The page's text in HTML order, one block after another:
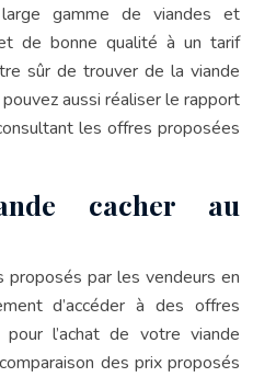
gamme de viandes et
de bonne qualité à un tarif
sûr de trouver de la viande
aussi réaliser le rapport
les offres proposées
cacher au
par les vendeurs en
d’accéder à des offres
l’achat de votre viande
des prix proposés